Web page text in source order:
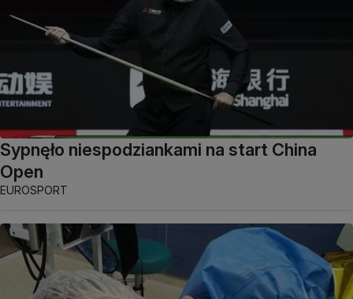
Sypnęło niespodziankami na start China
Open
EUROSPORT